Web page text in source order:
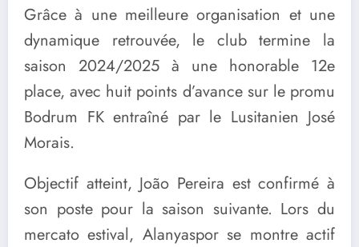
Grâce à une meilleure organisation et une
dynamique retrouvée, le club termine la
saison 2024/2025 à une honorable 12e
place, avec huit points d’avance sur le promu
Bodrum FK entraîné par le Lusitanien José
Morais.
Objectif atteint, João Pereira est confirmé à
son poste pour la saison suivante. Lors du
mercato estival, Alanyaspor se montre actif